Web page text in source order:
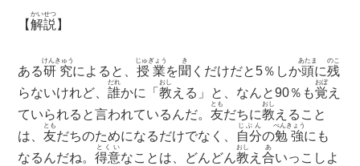
【解説
かいせつ
】
ある研究
けんきゅう
によると、授業
じゅぎょう
を聞
き
くだけだと5％しか頭
あたま
に残
のこ
らないけれど、誰
だれ
かに「教
おし
える」と、なんと90％も覚
おぼ
え
ていられると言われているんだ。友
とも
だちに教
おし
えること
は、友
とも
だちのためになるだけでなく、 自分
じぶん
の勉強
べんきょう
にも
なるんだね。得意
とくい
なことは、どんどん教
おし
え合
あ
いっこしよ